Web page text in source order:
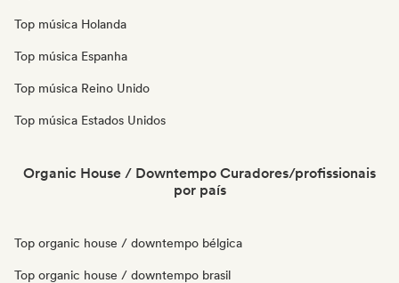
Top música Holanda
Top música Espanha
Top música Reino Unido
Top música Estados Unidos
Organic House / Downtempo Curadores/profissionais
por país
Top organic house / downtempo bélgica
Top organic house / downtempo brasil